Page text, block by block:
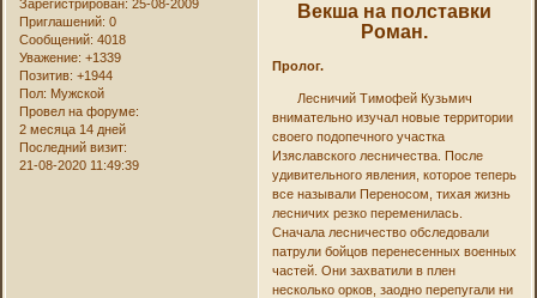
Зарегистрирован: 25-08-2009
Приглашений: 0
Сообщений: 4018
Уважение: +1339
Позитив: +1944
Пол: Мужской
Провел на форуме:
2 месяца 14 дней
Последний визит:
21-08-2020 11:49:39
Векша на полставки
Роман.
Пролог.
Лесничий Тимофей Кузьмич
внимательно изучал новые территории
своего подопечного участка
Изяславского лесничества. После
удивительного явления, которое теперь
все называли Переносом, тихая жизнь
лесничих резко переменилась.
Сначала лесничество обследовали
патрули бойцов перенесенных военных
частей. Они захватили в плен
несколько орков, заодно перепугали ни